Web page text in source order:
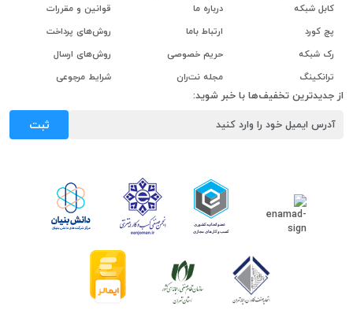
کابل شبکه
پچ کورد
رک شبکه
ترانکینگ
درباره ما
ارتباط باما
حریم خصوصی
مجله نت‌ران
قوانین و مقررات
روش‌های پرداخت
روش‌های ارسال
شرایط مرجوعی
از جدیدترین تخفیف‌ها با خبر شوید:
ثبت